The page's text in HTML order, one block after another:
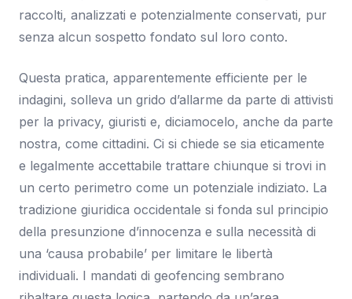
raccolti, analizzati e potenzialmente conservati, pur
senza alcun sospetto fondato sul loro conto.
Questa pratica, apparentemente efficiente per le
indagini, solleva un grido d’allarme da parte di attivisti
per la privacy, giuristi e, diciamocelo, anche da parte
nostra, come cittadini. Ci si chiede se sia eticamente
e legalmente accettabile trattare chiunque si trovi in
un certo perimetro come un potenziale indiziato. La
tradizione giuridica occidentale si fonda sul principio
della presunzione d’innocenza e sulla necessità di
una ‘causa probabile’ per limitare le libertà
individuali. I mandati di geofencing sembrano